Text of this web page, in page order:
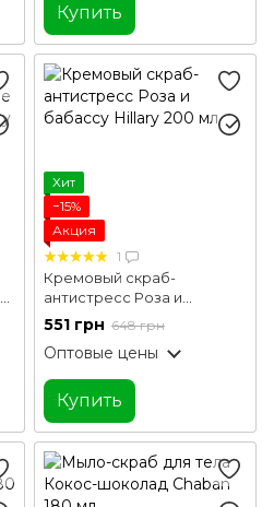
Купить
Хит
−15%
Акция
1
Кремовый скраб-
антистресс Роза и
бабассу Hillary 200 мл
551 грн 648 грн
Оптовые цены
Купить